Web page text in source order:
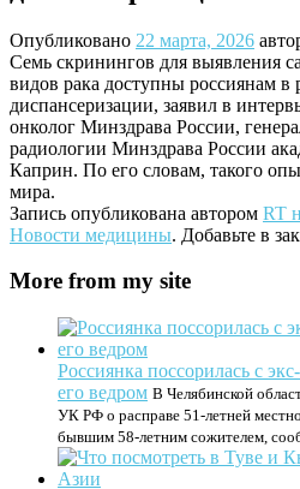
Опубликовано 22 марта, 2026
Семь скринингов для выявления
видов рака доступны россиянам в
диспансеризации, заявил в
онколог Минздрава России,
радиологии Минздрава России
Каприн. По его словам, такого
мира.
Запись опубликована автором RT
Новости медицины. Добавьте в
More from my site
Россиянка поссорилась с
его ведром В Челябинской
УК РФ о расправе 51-летней
бывшим 58-летним сожителем,